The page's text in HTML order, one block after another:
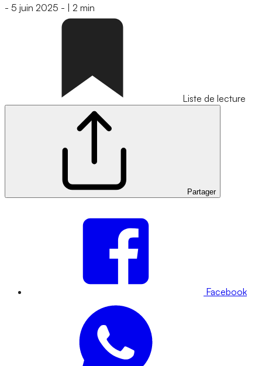
- 5 juin 2025 - 2 min
Liste de lecture
Partager
Facebook